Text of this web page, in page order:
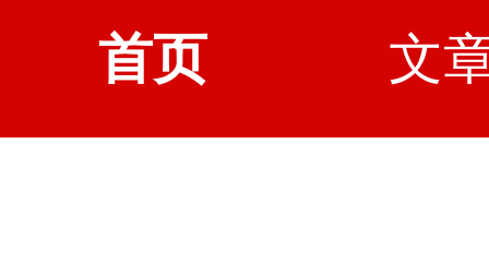
首页 文